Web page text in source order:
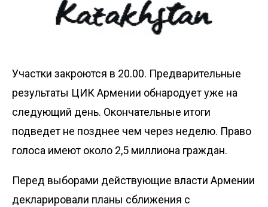
Участки закроются в 20.00. Предварительные
результаты ЦИК Армении обнародует уже на
следующий день. Окончательные итоги
подведет не позднее чем через неделю. Право
голоса имеют около 2,5 миллиона граждан.
Перед выборами действующие власти Армении
декларировали планы сближения с